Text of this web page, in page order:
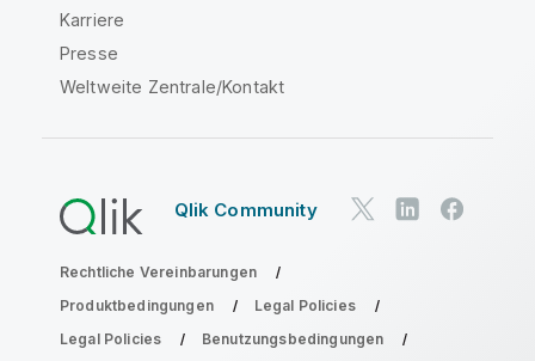
Karriere
Presse
Weltweite Zentrale/Kontakt
Qlik Community
Rechtliche Vereinbarungen
Produktbedingungen
Legal Policies
Legal Policies
Benutzungsbedingungen